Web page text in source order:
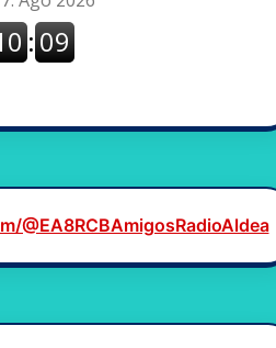
Saltar
contenido
@EA8RCBAmigosRadioAldea